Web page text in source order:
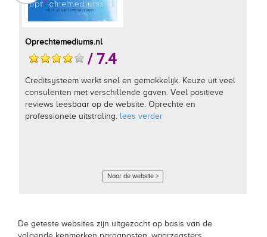
Oprechtemediums.nl
/ 7.4
Creditsysteem werkt snel en gemakkelijk. Keuze uit veel
consulenten met verschillende gaven. Veel positieve
reviews leesbaar op de website. Oprechte en
professionele uitstraling. lees verder
Naar de website >
De geteste websites zijn uitgezocht op basis van de